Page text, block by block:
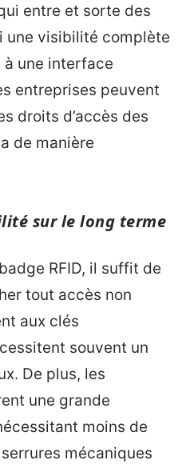
entre et sorte des
une visibilité complète
à une interface
entreprises peuvent
droits d’accès des
de manière
sur le long terme
RFID, il suffit de
tout accès non
aux clés
souvent un
De plus, les
une grande
moins de
mécaniques